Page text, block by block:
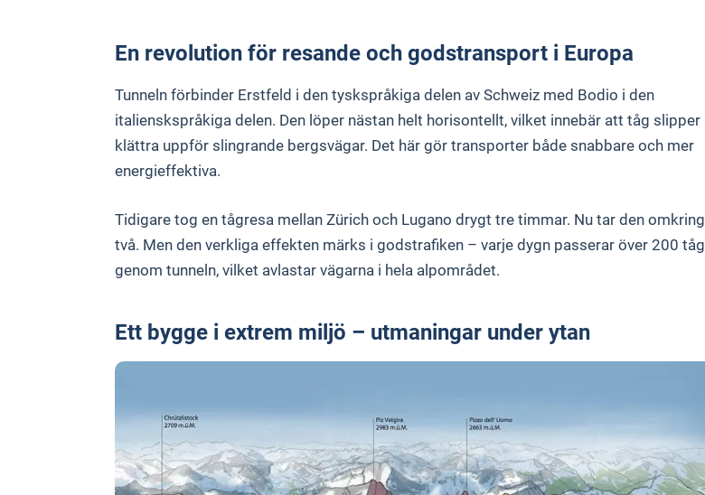
En revolution för resande och godstransport i Europa
Tunneln förbinder Erstfeld i den tyskspråkiga delen av Schweiz med Bodio i den
italienskspråkiga delen. Den löper nästan helt horisontellt, vilket innebär att tåg slipper
klättra uppför slingrande bergsvägar. Det här gör transporter både snabbare och mer
energieffektiva.
Tidigare tog en tågresa mellan Zürich och Lugano drygt tre timmar. Nu tar den omkring
två. Men den verkliga effekten märks i godstrafiken – varje dygn passerar över 200 tåg
genom tunneln, vilket avlastar vägarna i hela alpområdet.
Ett bygge i extrem miljö – utmaningar under ytan